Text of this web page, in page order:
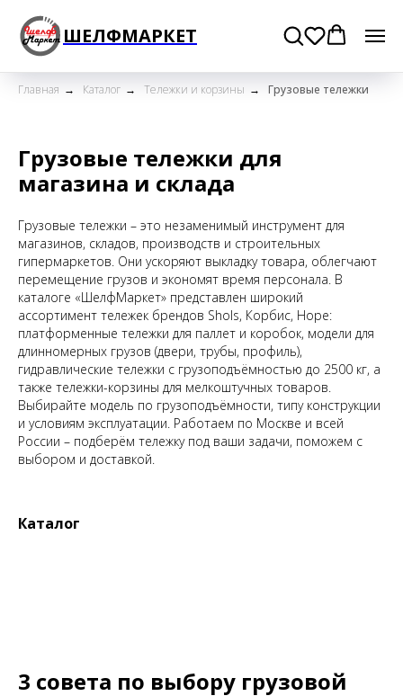
ШЕЛФМАРКЕТ
Главная → Каталог → Тележки и корзины → Грузовые тележки
Грузовые тележки для
магазина и склада
Грузовые тележки – это незаменимый инструмент для
магазинов, складов, производств и строительных
гипермаркетов. Они ускоряют выкладку товара, облегчают
перемещение грузов и экономят время персонала. В
каталоге «ШелфМаркет» представлен широкий
ассортимент тележек брендов Shols, Корбис, Hope:
платформенные тележки для паллет и коробок, модели для
длинномерных грузов (двери, трубы, профиль),
гидравлические тележки с грузоподъёмностью до 2500 кг, а
также тележки-корзины для мелкоштучных товаров.
Выбирайте модель по грузоподъёмности, типу конструкции
и условиям эксплуатации. Работаем по Москве и всей
России – подберём тележку под ваши задачи, поможем с
выбором и доставкой.
Каталог
3 совета по выбору грузовой